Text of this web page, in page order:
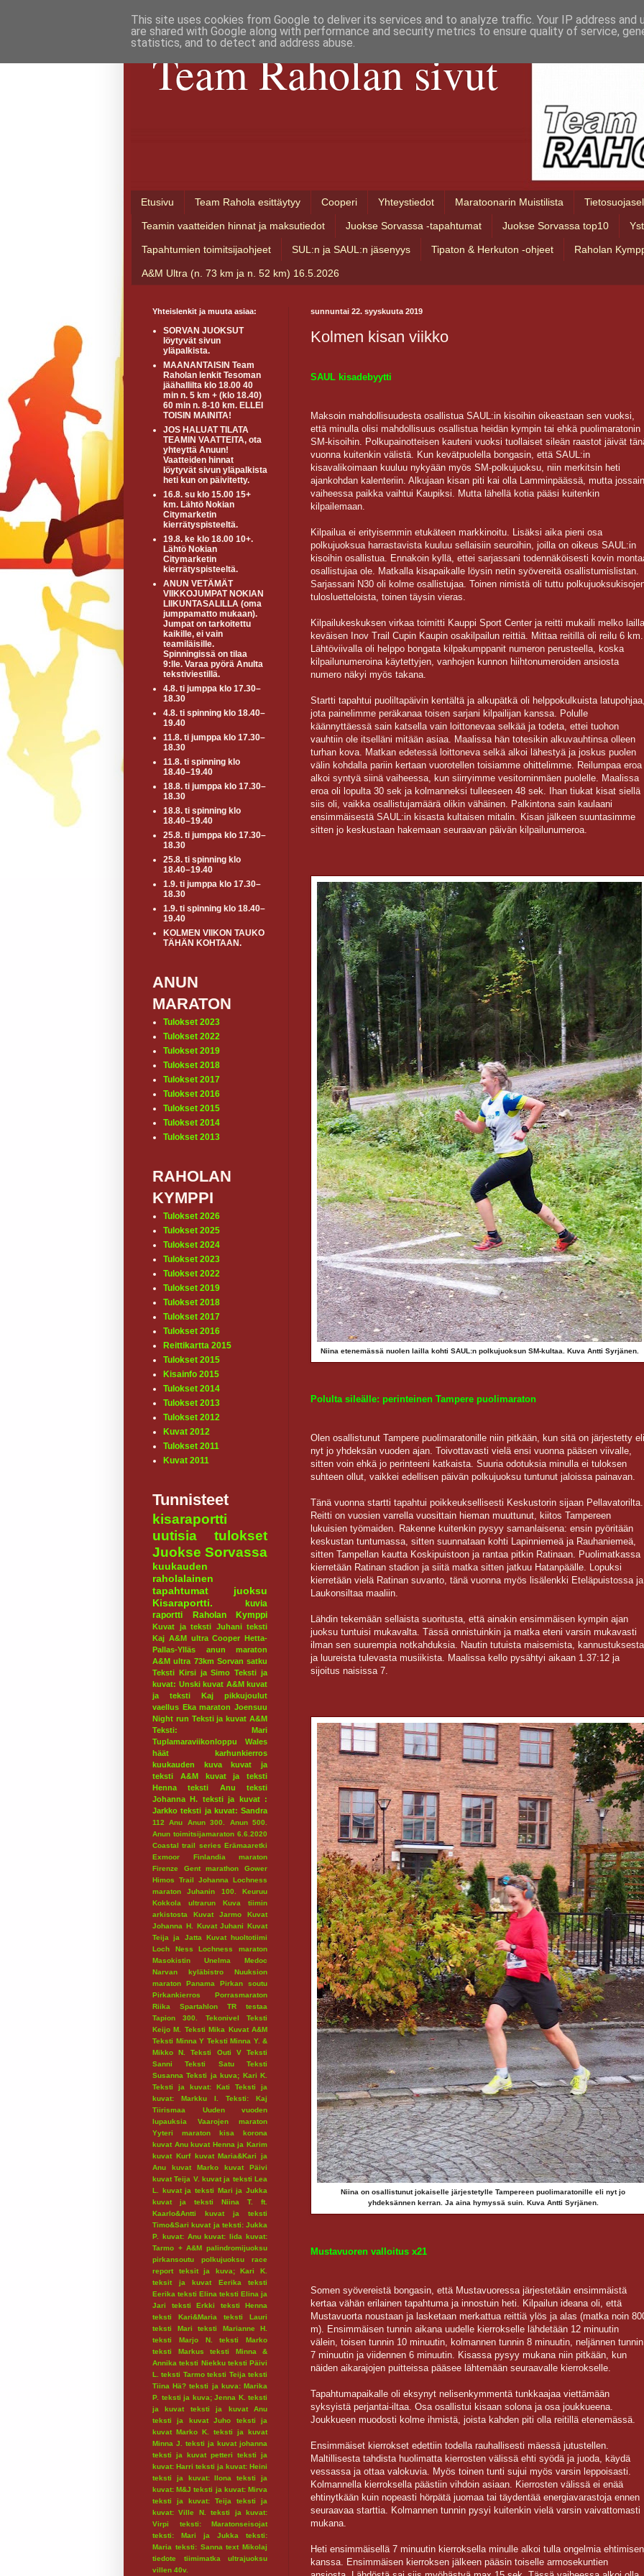
Team Raholan sivut
Etusivu Team Rahola esittäytyy Cooperi Yhteystiedot Maratoonarin Muistilista
Teamin vaatteiden hinnat ja maksutiedot Juokse Sorvassa -tapahtumat Juokse Sorvassa top10
Tapahtumien toimitsijaohjeet SUL:n ja SAUL:n jäsenyys Tipaton & Herkuton -ohjeet Raholan
A&M Ultra (n. 73 km ja n. 52 km) 16.5.2026
sunnuntai 22. syyskuuta 2019
Kolmen kisan viikko
SAUL kisadebyytti
Maksoin mahdollisuudesta osallistua SAUL:in kisoihin oikeastaan sen vuoksi,
että minulla olisi mahdollisuus osallistua heidän kympin tai ehkä puolimaratonin
SM-kisoihin. Polkupainotteisen kauteni vuoksi tuollaiset sileän raastot jäivät
vuonna kuitenkin välistä. Kun kevätpuolella bongasin, että SAUL:in
kisavalikoimaan kuuluu nykyään myös SM-polkujuoksu, niin merkitsin heti
ajankohdan kalenteriin. Alkujaan kisan piti kai olla Lamminpäässä, mutta jossain
vaiheessa paikka vaihtui Kaupiksi. Mutta lähellä kotia pääsi kuitenkin
kilpailemaan.
Kilpailua ei erityisemmin etukäteen markkinoitu. Lisäksi aika pieni osa
polkujuoksua harrastavista kuuluu sellaisiin seuroihin, joilla on oikeus SAUL:in
kisoihin osallistua. Ennakoin kyllä, ettei sarjassani todennäköisesti kovin
osallistujaa ole. Matkalla kisapaikalle löysin netin syövereitä osallistumislistan.
Sarjassani N30 oli kolme osallistujaa. Toinen nimistä oli tuttu
tulosluetteloista, toinen täysin vieras.
Kilpailukeskuksen virkaa toimitti Kauppi Sport Center ja reitti mukaili melko lailla
keväisen Inov Trail Cupin Kaupin osakilpailun reittiä. Mittaa reitillä oli reilu 6 km.
Lähtöviivalla oli helppo bongata kilpakumppanit numeron perusteella, koska
kilpailunumeroina käytettyjen, vanhojen kunnon hiihtonumeroiden ansiosta
numero näkyi myös takana.
Startti tapahtui puoliltapäivin kentältä ja alkupätkä oli helppokulkuista
jota painelimme peräkanaa toisen sarjani kilpailijan kanssa. Polulle
käännyttäessä sain katsella vain loittonevaa selkää ja todeta, ettei tuohon
vauhtiin ole itselläni mitään asiaa. Maalissa hän totesikin alkuvauhtinsa olleen
turhan kova. Matkan edetessä loittoneva selkä alkoi lähestyä ja joskus puolen
välin kohdalla pariin kertaan vuorotellen toisiamme ohittelimme. Reilumpaa eroa
alkoi syntyä siinä vaiheessa, kun siirryimme vesitorninmäen puolelle. Maalissa
eroa oli lopulta 30 sek ja kolmanneksi tulleeseen 48 sek. Ihan tiukat kisat siellä
siis oli, vaikka osallistujamäärä olikin vähäinen. Palkintona sain kaulaani
ensimmäisestä SAUL:in kisasta kultaisen mitalin. Kisan jälkeen suuntasimme
sitten jo keskustaan hakemaan seuraavan päivän kilpailunumeroa.
Niina etenemässä nuolen lailla kohti SAUL:n polkujuoksun SM-kultaa. Kuva Antti Syrjänen.
Polulta sileälle: perinteinen Tampere puolimaraton
Olen osallistunut Tampere puolimaratonille niin pitkään, kun sitä on järjestetty eli
nyt jo yhdeksän vuoden ajan. Toivottavasti vielä ensi vuonna pääsen viivalle,
sitten voin ehkä jo perinteeni katkaista. Suuria odotuksia minulla ei tuloksen
suhteen ollut, vaikkei edellisen päivän polkujuoksu tuntunut jaloissa painavan.
Tänä vuonna startti tapahtui poikkeuksellisesti Keskustorin sijaan Pellavatorilta.
Reitti on vuosien varrella vuosittain hieman muuttunut, kiitos Tampereen
lukuisien työmaiden. Rakenne kuitenkin pysyy samanlaisena: ensin pyöritään
keskustan tuntumassa, sitten suunnataan kohti Lapinniemeä ja Rauhaniemeä,
sitten Tampellan kautta Koskipuistoon ja rantaa pitkin Ratinaan. Puolimatkassa
kierretään Ratinan stadion ja siitä matka sitten jatkuu Hatanpäälle. Lopuksi
kierretään vielä Ratinan suvanto, tänä vuonna myös lisälenkki Eteläpuistossa ja
Laukonsiltaa maaliin.
Lähdin tekemään sellaista suoritusta, että ainakin ensimmäisen kympin ajan
juoksu tuntuisi mukavalta. Tässä onnistuinkin ja matka eteni varsin mukavasti
ilman sen suurempia notkahduksia. Nautin tutuista maisemista, kannustuksesta
ja luureista tulevasta musiikista. Maalissa kello pysähtyi aikaan 1.37:12 ja
sijoitus naisissa 7.
Niina on osallistunut jokaiselle järjestetylle Tampereen puolimaratonille eli nyt jo
yhdeksännen kerran. Ja aina hymyssä suin. Kuva Antti Syrjänen.
Mustavuoren valloitus x21
Somen syövereistä bongasin, että Mustavuoressa järjestetään ensimmäistä
kertaa vähän erilainen tapahtuma ja innostuin heti. Kilpailun ideana oli, että
Mustavuorta noustaan ja lasketaan merkattua reittiä ylös ja alas (matka noin
m). Ensimmäisen tunnin aikana uudelle kierrokselle lähdetään 12 minuutin
välein, toisen tunnin 10 minuutin, kolmannen tunnin 8 minuutin, neljännen tunnin
7 minuutin ja viidennen 6 minuutin. Kisassa pysyy mukana niin pitkään, kun
näiden aikarajojen puitteissa pääsee lähtemään seuraavalle kierrokselle.
Tapahtumapaikalle oli eksynyt nelisenkymmentä tunkkaajaa viettämään
syksyistä perjantai-iltaa. Osa osallistui kisaan solona ja osa joukkueena.
Joukkueen muodosti kolme ihmistä, joista kahden piti olla reitillä etenemässä.
Ensimmäiset kierrokset edettiin todella rauhallisesti mäessä jutustellen.
Maltillisesta tahdista huolimatta kierrosten välissä ehti syödä ja juoda, käydä
vessassa ja ottaa valokuvia. Myös toinen tunti sujui myös varsin leppoisasti.
Kolmannella kierroksella päästiin vihdoin asiaan. Kierrosten välissä ei enää
ehtinytkään kuin nopeasti hörpätä juomaa tai täydentää energiavarastoja ennen
seuraavaa starttia. Kolmannen tunnin pysyi kuitenkin vielä varsin vaivattomasti
mukana.
Heti ensimmäisellä 7 minuutin kierroksella minulle alkoi tulla ongelmia ehtimisen
kanssa. Ensimmäisen kierroksen jälkeen pääsin toiselle armosekuntien
Yhteislenkit ja muuta asiaa:
SORVAN JUOKSUT
löytyvät sivun
yläpalkista.
MAANANTAISIN Team
Raholan lenkit Tesoman
jäähallilta klo 18.00 40
min n. 5 km + (klo 18.40)
60 min n. 8-10 km. ELLEI
TOISIN MAINITA!
JOS HALUAT TILATA
TEAMIN VAATTEITA, ota
yhteyttä Anuun!
Vaatteiden hinnat
löytyvät sivun yläpalkista
heti kun on päivitetty.
16.8. su klo 15.00 15+
km. Lähtö Nokian
Citymarketin
kierrätyspisteeltä.
19.8. ke klo 18.00 10+.
Lähtö Nokian
Citymarketin
kierrätyspisteeltä.
ANUN VETÄMÄT
VIIKKOJUMPAT NOKIAN
LIIKUNTASALILLA (oma
jumppamatto mukaan).
Jumpat on tarkoitettu
kaikille, ei vain
teamiläisille.
Spinningissä on tilaa
9:lle. Varaa pyörä Anulta
tekstiviestillä.
4.8. ti jumppa klo 17.30–
18.30
4.8. ti spinning klo 18.40–
19.40
11.8. ti jumppa klo 17.30–
18.30
11.8. ti spinning klo
18.40–19.40
18.8. ti jumppa klo 17.30–
18.30
18.8. ti spinning klo
18.40–19.40
25.8. ti jumppa klo 17.30–
18.30
25.8. ti spinning klo
18.40–19.40
1.9. ti jumppa klo 17.30–
18.30
1.9. ti spinning klo 18.40–
19.40
KOLMEN VIIKON TAUKO
TÄHÄN KOHTAAN.
ANUN
MARATON
Tulokset 2023
Tulokset 2022
Tulokset 2019
Tulokset 2018
Tulokset 2017
Tulokset 2016
Tulokset 2015
Tulokset 2014
Tulokset 2013
RAHOLAN
KYMPPI
Tulokset 2026
Tulokset 2025
Tulokset 2024
Tulokset 2023
Tulokset 2022
Tulokset 2019
Tulokset 2018
Tulokset 2017
Tulokset 2016
Reittikartta 2015
Tulokset 2015
Kisainfo 2015
Tulokset 2014
Tulokset 2013
Tulokset 2012
Kuvat 2012
Tulokset 2011
Kuvat 2011
Tunnisteet
kisaraportti
uutisia
tulokset
Juokse Sorvassa
kuukauden
raholalainen
tapahtumat
juoksu
Kisaraportti.
kuvia
raportti
Raholan Kymppi
Kuvat ja teksti Juhani teksti
Kaj A&M ultra Cooper Hetta-
Pallas-Ylläs
anun maraton
A&M ultra 73km Sorvan satku
Teksti Kirsi ja Simo Teksti ja
kuvat: Unski kuvat A&M kuvat
ja teksti Kaj
pikkujoulut
vaellus Eka maraton Joensuu
Night run Teksti ja kuvat A&M
Teksti: Mari
Tuplamaraviikonloppu
Wales
häät
karhunkierros
kuukauden kuva
kuvat ja
teksti A&M
kuvat ja teksti
Henna
teksti Anu
teksti
Johanna H. teksti ja kuvat :
Jarkko teksti ja kuvat: Sandra
112 Anu Anun 300.
Anun 500.
Anun toimitsijamaraton 6.6.2020
Coastal trail series Erämaaretki
Exmoor
Finlandia maraton
Firenze
Gent marathon
Gower
Himos Trail
Johanna Lochness
maraton
Juhanin 100.
Keuruu
Kokkola ultrarun
Kuva tiimin
arkistosta
Kuvat Jarmo
Kuvat
Johanna H.
Kuvat Juhani Kuvat
Teija ja Jatta
Kuvat huoltotiimi
Loch Ness
Lochness maraton
Masokistin Unelma
Medoc
Narvan kyläbistro
Nuuksion
maraton
Panama
Pirkan soutu
Pirkankierros
Porrasmaraton
Riika
Spartahlon
TR testaa
Tapion 300.
Tekonivel
Teksti
Keijo M.
Teksti Mika Kuvat A&M
Teksti Minna Y Teksti Minna Y. &
Mikko N.
Teksti Outi V
Teksti
Sanni
Teksti Satu
Teksti
Susanna Teksti ja kuva; Kari K.
Teksti ja kuvat: Kati
Teksti ja
kuvat: Markku I.
Teksti: Kaj
Tiirismaa
Uuden vuoden
lupauksia
Vaarojen maraton
Yyteri maraton
kisa
korona
kuvat Anu kuvat Henna ja Karim
kuvat Kurf kuvat Maria&Kari ja
Anu
kuvat Marko
kuvat Päivi
kuvat Teija V. kuvat ja teksti Lea
L.
kuvat ja teksti Mari ja Jukka
kuvat ja teksti Niina T. ft.
Kaarlo&Antti
kuvat ja teksti
Timo&Sari kuvat ja teksti: Jukka
P.
kuvat: Anu kuvat: Iida kuvat:
Tarmo + A&M palindromijuoksu
pirkansoutu
polkujuoksu
race
report
teksit ja kuva; Kari K.
teksit ja kuvat Eerika
teksti
Eerika teksti Elina teksti Elina ja
Jari
teksti Erkki
teksti Henna
teksti Kari&Maria
teksti Lauri
teksti Mari
teksti Marianne H.
teksti Marjo N.
teksti Marko
teksti Markus
teksti Minna &
Annika teksti Niekku teksti Päivi
L.
teksti Tarmo teksti Teija teksti
Tiina Hä? teksti ja kuva: Marika
P. teksti ja kuva; Jenna K. teksti
ja kuvat
teksti ja kuvat Anu
teksti ja kuvat Juho
teksti ja
kuvat Marko K.
teksti ja kuvat
Minna J.
teksti ja kuvat johanna
teksti ja kuvat petteri
teksti ja
kuvat: Harri teksti ja kuvat: Heini
teksti ja kuvat: Ilona
teksti ja
kuvat: M&J teksti ja kuvat: Mirva
teksti ja kuvat: Teija
teksti ja
kuvat: Ville N.
teksti ja kuvat:
Virpi
teksti: Maratonseisojat
teksti: Mari ja Jukka
teksti:
Maria teksti: Sanna text Mikolaj
tiedote
tiimimatka
ultrajuoksu
villen 40v.
This site uses cookies from Google to deliver its services and to analyze traffic. Your IP address and
are shared with Google along with performance and security metrics to ensure quality of service,
statistics, and to detect and address abuse.